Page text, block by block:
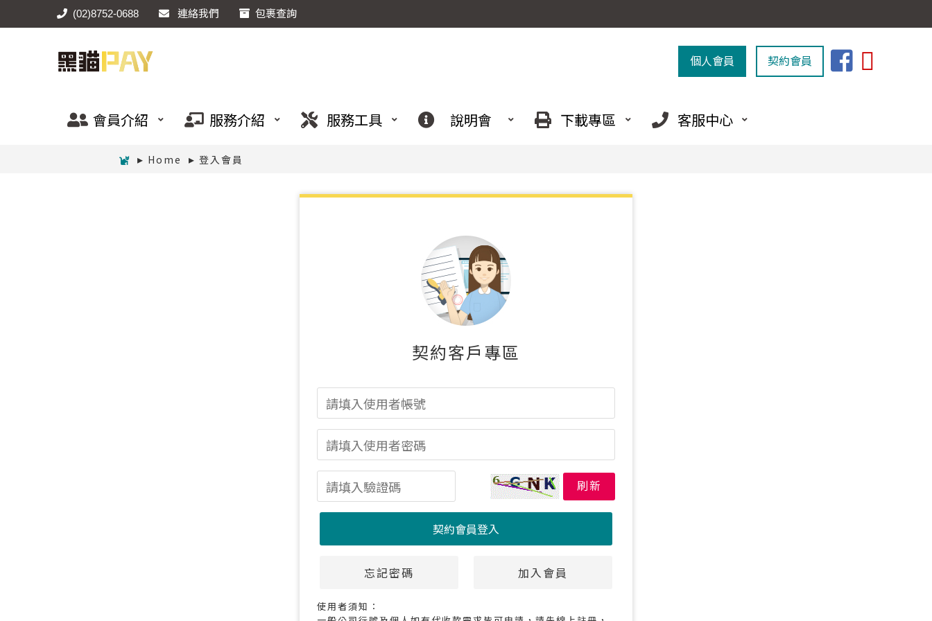
(02)8752-0688 連絡我們 包裹查詢
個人會員 契約會員
會員介紹 服務介紹 服務工具 說明會 下載專區 客服中心
Home 登入會員
契約客戶專區
刷新
忘記密碼 加入會員
使用者須知：